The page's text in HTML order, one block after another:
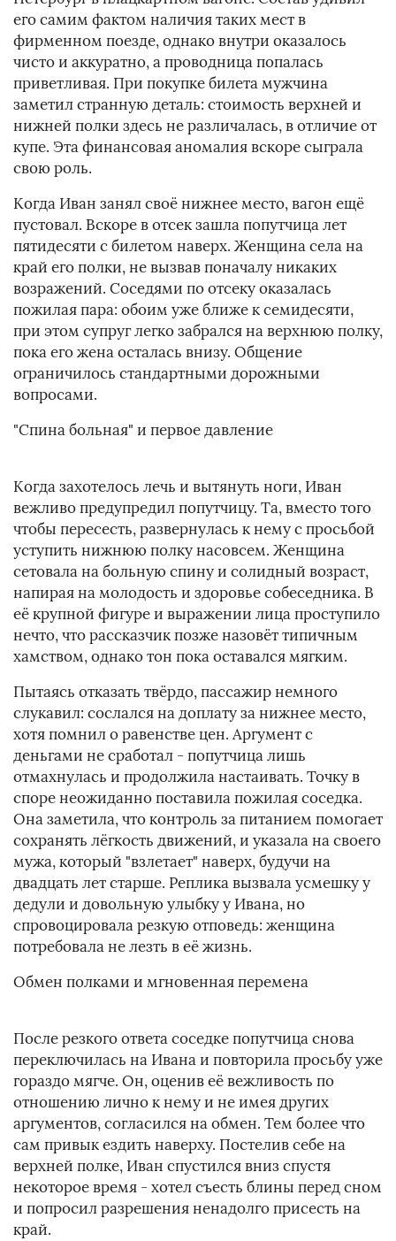
его самим фактом наличия таких мест в
фирменном поезде, однако внутри оказалось
чисто и аккуратно, а проводница попалась
приветливая. При покупке билета мужчина
заметил странную деталь: стоимость верхней и
нижней полки здесь не различалась, в отличие от
купе. Эта финансовая аномалия вскоре сыграла
свою роль.
Когда Иван занял своё нижнее место, вагон ещё
пустовал. Вскоре в отсек зашла попутчица лет
пятидесяти с билетом наверх. Женщина села на
край его полки, не вызвав поначалу никаких
возражений. Соседями по отсеку оказалась
пожилая пара: обоим уже ближе к семидесяти,
при этом супруг легко забрался на верхнюю полку,
пока его жена осталась внизу. Общение
ограничилось стандартными дорожными
вопросами.
"Спина больная" и первое давление
Когда захотелось лечь и вытянуть ноги, Иван
вежливо предупредил попутчицу. Та, вместо того
чтобы пересесть, развернулась к нему с просьбой
уступить нижнюю полку насовсем. Женщина
сетовала на больную спину и солидный возраст,
напирая на молодость и здоровье собеседника. В
её крупной фигуре и выражении лица проступило
нечто, что рассказчик позже назовёт типичным
хамством, однако тон пока оставался мягким.
Пытаясь отказать твёрдо, пассажир немного
слукавил: сослался на доплату за нижнее место,
хотя помнил о равенстве цен. Аргумент с
деньгами не сработал - попутчица лишь
отмахнулась и продолжила настаивать. Точку в
споре неожиданно поставила пожилая соседка.
Она заметила, что контроль за питанием помогает
сохранять лёгкость движений, и указала на своего
мужа, который "взлетает" наверх, будучи на
двадцать лет старше. Реплика вызвала усмешку у
дедули и довольную улыбку у Ивана, но
спровоцировала резкую отповедь: женщина
потребовала не лезть в её жизнь.
Обмен полками и мгновенная перемена
После резкого ответа соседке попутчица снова
переключилась на Ивана и повторила просьбу уже
гораздо мягче. Он, оценив её вежливость по
отношению лично к нему и не имея других
аргументов, согласился на обмен. Тем более что
сам привык ездить наверху. Постелив себе на
верхней полке, Иван спустился вниз спустя
некоторое время - хотел съесть блины перед сном
и попросил разрешения ненадолго присесть на
край.